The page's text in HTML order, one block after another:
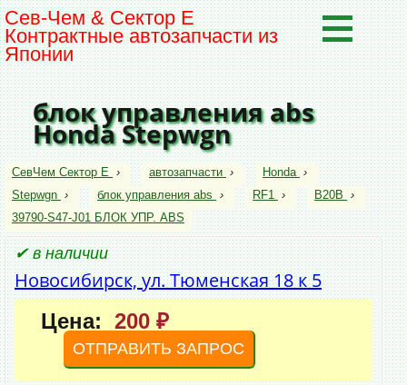
Сев-Чем & Сектор Е
Контрактные автозапчасти из
Японии
блок управления abs
Honda Stepwgn
СевЧем Сектор Е › автозапчасти › Honda ›
Stepwgn › блок управления abs › RF1 › B20B ›
39790-S47-J01 БЛОК УПР. ABS
✔ в наличии
Новосибирск, ул. Тюменская 18 к 5
Цена: 200 ₽
ОТПРАВИТЬ ЗАПРОС